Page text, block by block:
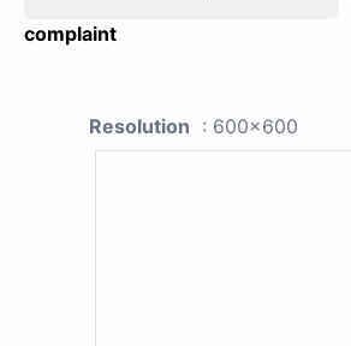
complaint
Resolution : 600x600